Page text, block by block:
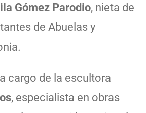
Gómez Parodio, nieta de
de Abuelas y
cargo de la escultora
, especialista en obras